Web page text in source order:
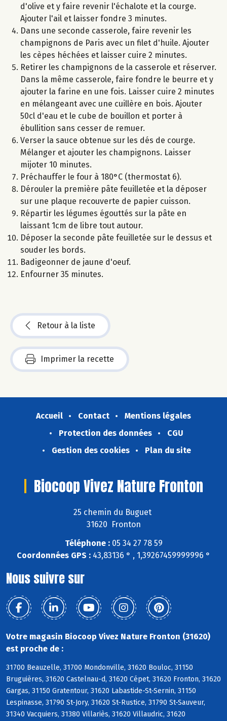
d'olive et y faire revenir l'échalote et la courge.
Ajouter l'ail et laisser fondre 3 minutes.
Dans une seconde casserole, faire revenir les
champignons de Paris avec un filet d'huile. Ajouter
les cèpes héchées et laisser cuire 2 minutes.
Retirer les champignons de la casserole et réserver.
Dans la même casserole, faire fondre le beurre et y
ajouter la farine en une fois. Laisser cuire 2 minutes
en mélangeant avec une cuillère en bois. Ajouter
50cl d'eau et le cube de bouillon et porter à
ébullition sans cesser de remuer.
Verser la sauce obtenue sur les dés de courge.
Mélanger et ajouter les champignons. Laisser
mijoter 10 minutes.
Préchauffer le four à 180°C (thermostat 6).
Dérouler la première pâte feuilletée et la déposer
sur une plaque recouverte de papier cuisson.
Répartir les légumes égouttés sur la pâte en
laissant 1cm de libre tout autour.
Déposer la seconde pâte feuilletée sur le dessus et
souder les bords.
Badigeonner de jaune d'oeuf.
Enfourner 35 minutes.
Retour à la liste
Imprimer la recette
Accueil Contact
Mentions légales
Protection des données
CGU
Gestion des cookies
Plan du site
Biocoop Vivez Nature Fronton
25 chemin du Buguet
31620 Fronton
Téléphone :05 34 27 78 59
Coordonnées GPS : 43,83136 ° , 1,39267459999996 °
Nous suivre sur
Votre magasin Biocoop Vivez Nature Fronton (31620)
est proche de :
31700 Beauzelle, 31700 Mondonville, 31620 Bouloc, 31150
Bruguières, 31620 Castelnau-d, 31620 Cépet, 31620 Fronton, 31620
Gargas, 31150 Gratentour, 31620 Labastide-St-Sernin, 31150
Lespinasse, 31790 St-Jory, 31620 St-Rustice, 31790 St-Sauveur,
31340 Vacquiers, 31380 Villariès, 31620 Villaudric, 31620